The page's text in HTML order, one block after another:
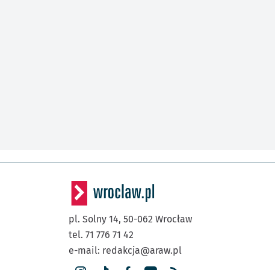
pl. Solny 14, 50-062 Wrocław
tel. 71 776 71 42
e-mail: redakcja@araw.pl